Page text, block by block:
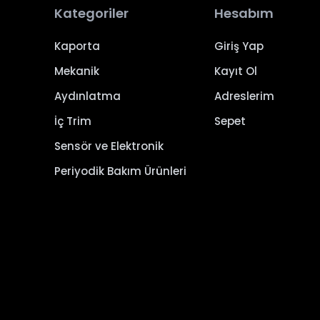
Kategoriler
Kaporta
Mekanik
Aydınlatma
İç Trim
Sensör ve Elektronik
Periyodik Bakım Ürünleri
Hesabım
Giriş Yap
Kayıt Ol
Adreslerim
Sepet